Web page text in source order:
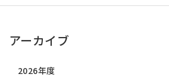
アーカイブ
2026年度